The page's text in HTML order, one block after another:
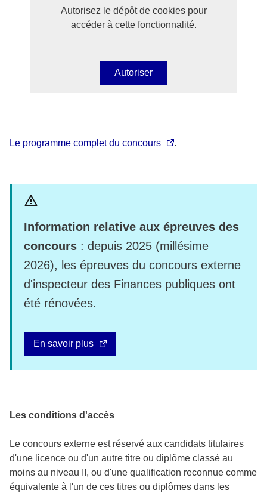
Autorisez le dépôt de cookies pour
accéder à cette fonctionnalité.
Autoriser
Le programme complet du concours .
Information relative aux épreuves des
concours : depuis 2025 (millésime
2026), les épreuves du concours externe
d'inspecteur des Finances publiques ont
été rénovées.
En savoir plus
Les conditions d'accès
Le concours externe est réservé aux candidats titulaires
d'une licence ou d'un autre titre ou diplôme classé au
moins au niveau II, ou d'une qualification reconnue comme
équivalente à l'un de ces titres ou diplômes dans les